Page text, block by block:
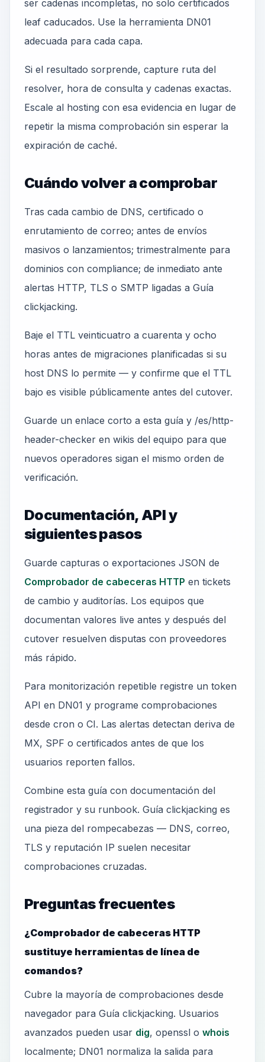
ser cadenas incompletas, no solo certificados
leaf caducados. Use la herramienta DN01
adecuada para cada capa.
Si el resultado sorprende, capture ruta del
resolver, hora de consulta y cadenas exactas.
Escale al hosting con esa evidencia en lugar de
repetir la misma comprobación sin esperar la
expiración de caché.
Cuándo volver a comprobar
Tras cada cambio de DNS, certificado o
enrutamiento de correo; antes de envíos
masivos o lanzamientos; trimestralmente para
dominios con compliance; de inmediato ante
alertas HTTP, TLS o SMTP ligadas a Guía
clickjacking.
Baje el TTL veinticuatro a cuarenta y ocho
horas antes de migraciones planificadas si su
host DNS lo permite — y confirme que el TTL
bajo es visible públicamente antes del cutover.
Guarde un enlace corto a esta guía y /es/http-
header-checker en wikis del equipo para que
nuevos operadores sigan el mismo orden de
verificación.
Documentación, API y
siguientes pasos
Guarde capturas o exportaciones JSON de
Comprobador de cabeceras HTTP en tickets
de cambio y auditorías. Los equipos que
documentan valores live antes y después del
cutover resuelven disputas con proveedores
más rápido.
Para monitorización repetible registre un token
API en DN01 y programe comprobaciones
desde cron o CI. Las alertas detectan deriva de
MX, SPF o certificados antes de que los
usuarios reporten fallos.
Combine esta guía con documentación del
registrador y su runbook. Guía clickjacking es
una pieza del rompecabezas — DNS, correo,
TLS y reputación IP suelen necesitar
comprobaciones cruzadas.
Preguntas frecuentes
¿Comprobador de cabeceras HTTP
sustituye herramientas de línea de
comandos?
Cubre la mayoría de comprobaciones desde
navegador para Guía clickjacking. Usuarios
avanzados pueden usar dig, openssl o whois
localmente; DN01 normaliza la salida para